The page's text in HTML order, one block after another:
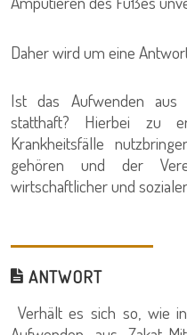
Daher wird um eine
Ist das Aufwenden aus
statthaft? Hierbei zu
Krankheitsfälle
gehören und der
wirtschaftlicher und
ANTWORT
Verhält es sich so, wie